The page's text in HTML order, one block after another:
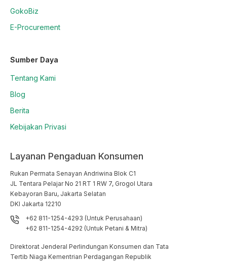
GokoBiz
E-Procurement
Sumber Daya
Tentang Kami
Blog
Berita
Kebijakan Privasi
Layanan Pengaduan Konsumen
Rukan Permata Senayan Andriwina Blok C1
JL Tentara Pelajar No 21 RT 1 RW 7, Grogol Utara
Kebayoran Baru, Jakarta Selatan
DKI Jakarta 12210
+62 811-1254-4293 (Untuk Perusahaan)
+62 811-1254-4292 (Untuk Petani & Mitra)
Direktorat Jenderal Perlindungan Konsumen dan Tata
Tertib Niaga Kementrian Perdagangan Republik